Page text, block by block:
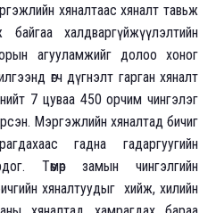
хяналтаас хяналт тавьж
халдваргүйжүүлэлтийн
агууламжийг долоо хоног
өгч дүгнэлт гарган хяналт
нийт 7 цуваа 450 орчим чингэлэг
Мэргэжлийн хяналтад бичиг
гадна гадаргуугийн
Төмөр замын чингэлгийн
хяналтуудыг хийж, хилийн